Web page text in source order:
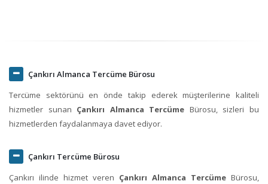
Çankırı Almanca Tercüme Bürosu
Tercüme sektörünü en önde takip ederek müşterilerine kaliteli
hizmetler sunan Çankırı Almanca Tercüme Bürosu, sizleri bu
hizmetlerden faydalanmaya davet ediyor.
Çankırı Tercüme Bürosu
Çankırı ilinde hizmet veren Çankırı Almanca Tercüme Bürosu,